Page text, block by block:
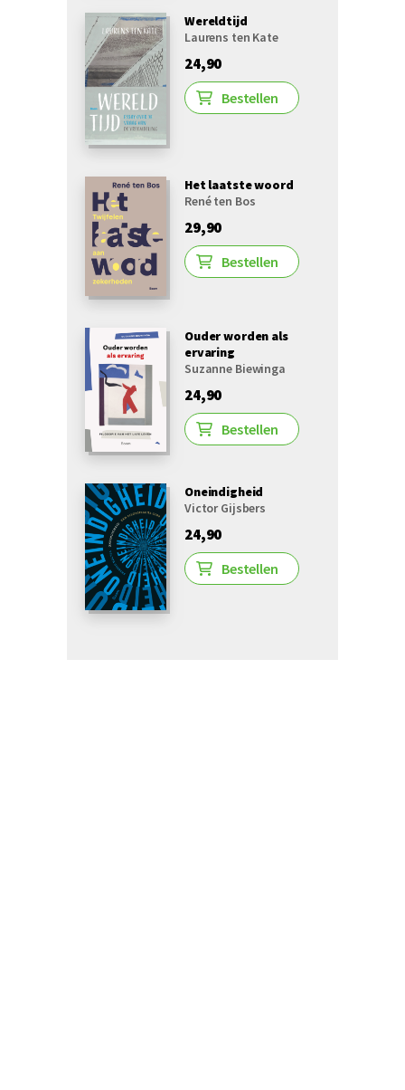
Wereldtijd
Laurens ten Kate
24,90
Bestellen
Het laatste woord
René ten Bos
29,90
Bestellen
Ouder worden als
ervaring
Suzanne Biewinga
24,90
Bestellen
Oneindigheid
Victor Gijsbers
24,90
Bestellen